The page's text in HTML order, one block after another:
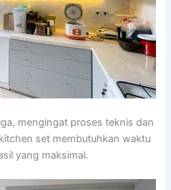
mengingat proses teknis dan
set membutuhkan waktu
yang maksimal.